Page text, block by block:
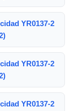
YR0137-2
YR0137-2
YR0137-2